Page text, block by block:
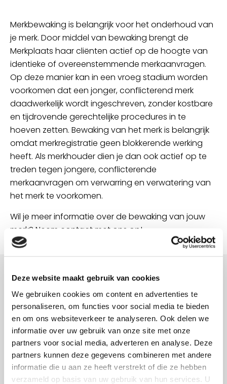
Deze website maakt gebruik van cookies
We gebruiken cookies om content en advertenties te
personaliseren, om functies voor social media te bieden
en om ons websiteverkeer te analyseren. Ook delen we
informatie over uw gebruik van onze site met onze
partners voor social media, adverteren en analyse. Deze
partners kunnen deze gegevens combineren met andere
informatie die u aan ze heeft verstrekt of die ze hebben
verzameld op basis van uw gebruik van hun services. U
Merkbewaking is belangrijk voor het onderhoud van
je merk. Door middel van bewaking brengt de
Merkplaats haar cliënten actief op de hoogte van
identieke of overeenstemmende merkaanvragen.
Op deze manier kan in een vroeg stadium worden
voorkomen dat een jonger, conflicterend merk
daadwerkelijk wordt ingeschreven, zonder kostbare
en tijdrovende gerechtelijke procedures in te
hoeven zetten. Bewaking van het merk is belangrijk
omdat merkregistratie geen blokkerende werking
heeft. Als merkhouder dien je dan ook actief op te
treden tegen jongere, conflicterende
merkaanvragen om verwarring en verwatering van
het merk te voorkomen.
Wil je meer informatie over de bewaking van jouw
merk? Neem contact met ons op!
In mijn praktijk als advocaat heb ik met plezier
samengewerkt met De Merkplaats, een stel
merkengekken die goed aansluiting weten te vinden
bij hun potentiële klanten. Dat doen zij met een
combinatie van enthousiasme, meedenken als
ondernemer en vakkennis.
Remco N.